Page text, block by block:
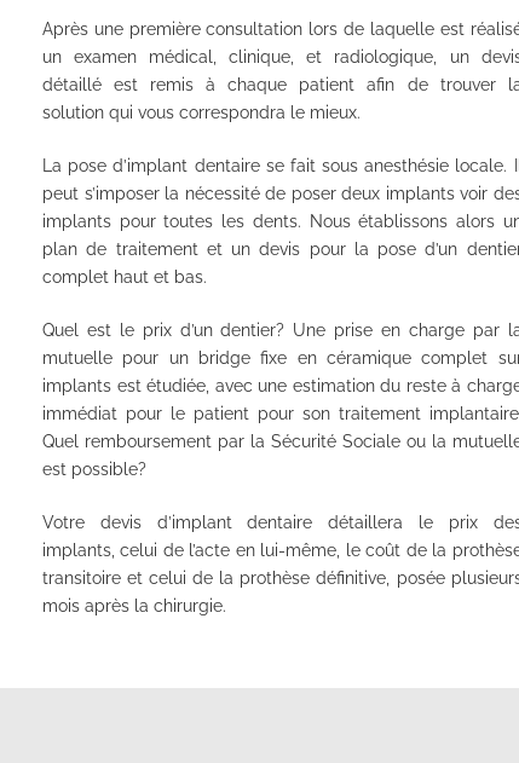
Après une première consultation lors de laquelle est
un examen médical, clinique, et radiologique, un
détaillé est remis à chaque patient afin de trouver
solution qui vous correspondra le mieux.
La pose d’implant dentaire se fait sous anesthésie locale. Il
peut s’imposer la nécessité de poser deux implants voir
implants pour toutes les dents. Nous établissons alors
plan de traitement et un devis pour la pose d’un
complet haut et bas.
Quel est le prix d’un dentier? Une prise en charge par
mutuelle pour un bridge fixe en céramique complet
implants est étudiée, avec une estimation du reste à
immédiat pour le patient pour son traitement
Quel remboursement par la Sécurité Sociale ou la
est possible?
Votre devis d’implant dentaire détaillera le prix
implants, celui de l’acte en lui-même, le coût de la
transitoire et celui de la prothèse définitive, posée
mois après la chirurgie.